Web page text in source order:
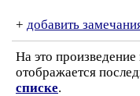
+ добавить
На это
отображается
списке.